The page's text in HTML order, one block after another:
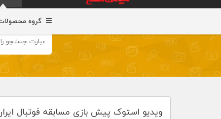
گروه
ویدیو استوک پیش بازی مسابقه فوتبال